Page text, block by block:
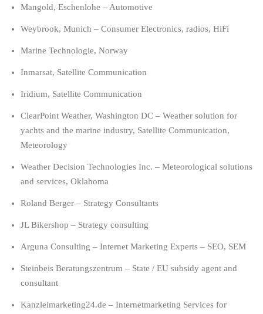
Mangold, Eschenlohe – Automotive
Weybrook, Munich – Consumer Electronics, radios, HiFi
Marine Technologie, Norway
Inmarsat, Satellite Communication
Iridium, Satellite Communication
ClearPoint Weather, Washington DC – Weather solution for
yachts and the marine industry, Satellite Communication,
Meteorology
Weather Decision Technologies Inc. – Meteorological solutions
and services, Oklahoma
Roland Berger – Strategy Consultants
JL Bikershop – Strategy consulting
Arguna Consulting – Internet Marketing Experts – SEO, SEM
Steinbeis Beratungszentrum – State / EU subsidy agent and
consultant
Kanzleimarketing24.de – Internetmarketing Services for